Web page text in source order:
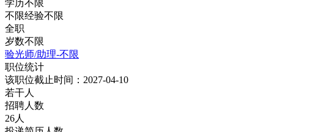
学历不限
不限经验不限
全职
岁数不限
验光师/助理-不限
职位统计
该职位截止时间：2027-04-10
若干人
招聘人数
26人